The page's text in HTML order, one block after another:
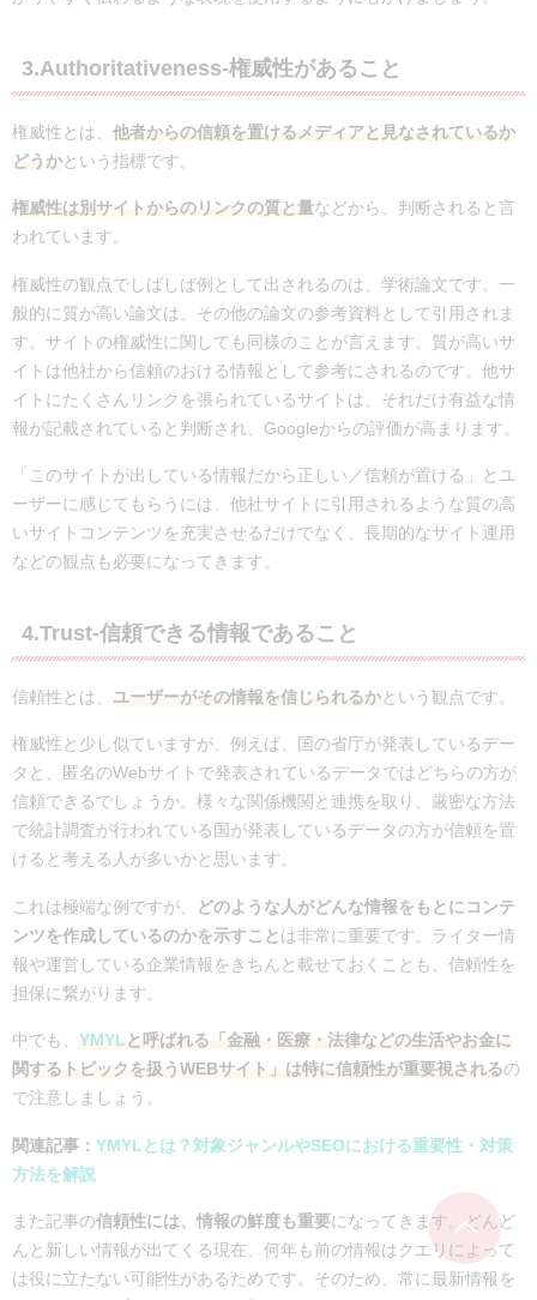
3.Authoritativeness-権威性があること
権威性とは、 他者からの信頼を置けるメディアと見なされているか
どうかという指標です。
権威性は別サイトからのリンクの質と量などから、判断されると言
われています。
権威性の観点でしばしば例として出されるのは、学術論文です。一
般的に質が高い論文は、その他の論文の参考資料として引用されま
す。サイトの権威性に関しても同様のことが言えます。質が高いサ
イトは他社から信頼のおける情報として参考にされるのです。他サ
イトにたくさんリンクを張られているサイトは、それだけ有益な情
報が記載されていると判断され、Googleからの評価が高まります。
「このサイトが出している情報だから正しい／信頼が置ける」とユ
ーザーに感じてもらうには、他社サイトに引用されるような質の高
いサイトコンテンツを充実させるだけでなく、長期的なサイト運用
などの観点も必要になってきます。
4.Trust-信頼できる情報であること
信頼性とは、 ユーザーがその情報を信じられるかという観点です。
権威性と少し似ていますが、例えば、国の省庁が発表しているデー
タと、匿名のWebサイトで発表されているデータではどちらの方が
信頼できるでしょうか。様々な関係機関と連携を取り、厳密な方法
で統計調査が行われている国が発表しているデータの方が信頼を置
けると考える人が多いかと思います。
これは極端な例ですが、
どのような人がどんな情報をもとにコンテ
ンツを作成しているのかを示すことは非常に重要です。ライター情
報や運営している企業情報をきちんと載せておくことも、信頼性を
担保に繋がります。
中でも、 YMYLと呼ばれる「金融・医療・法律などの生活やお金に
関するトピックを扱うWEBサイト」は特に信頼性が重要視されるの
で注意しましょう。
関連記事： YMYLとは？対象ジャンルやSEOにおける重要性・対策
方法を解説
また記事の信頼性には、情報の鮮度も重要になってきます。どんど
んと新しい情報が出てくる現在、何年も前の情報はクエリによって
は役に立たない可能性があるためです。そのため、常に最新情報を